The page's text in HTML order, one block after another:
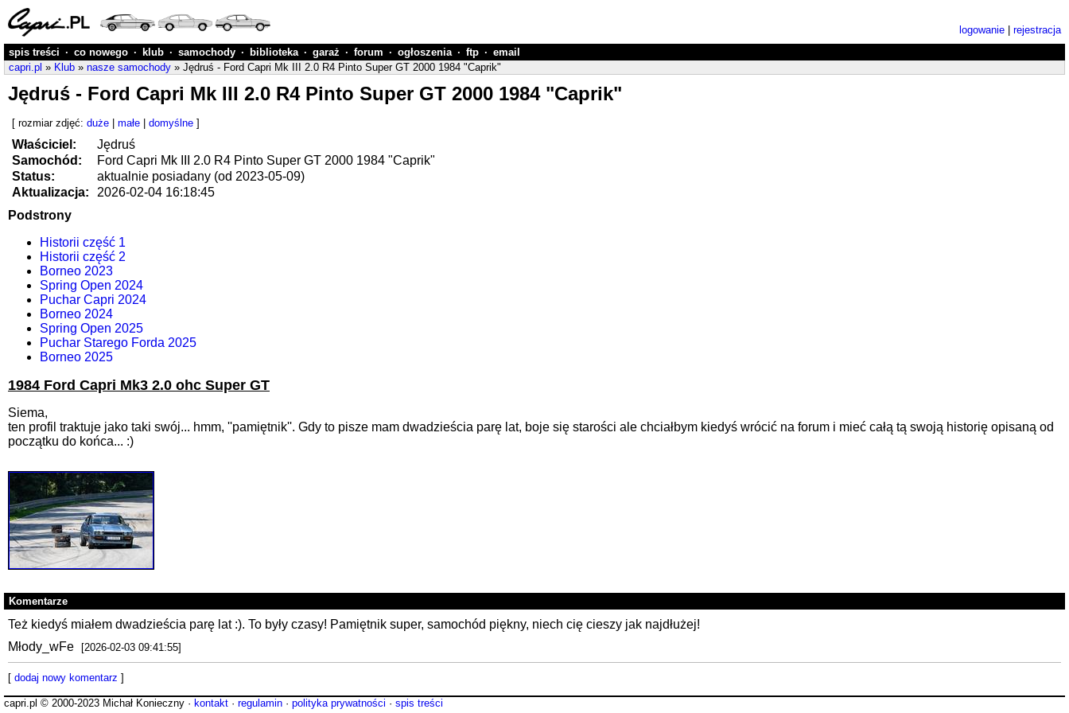
logowanie
rejestracja
spis treści · co nowego · klub · samochody · biblioteka · garaż · forum · ogłoszenia · ftp · email
capri.pl » Klub » nasze samochody » Jędruś - Ford Capri Mk III 2.0 R4 Pinto Super GT 2000 1984 "Caprik"
Jędruś - Ford Capri Mk III 2.0 R4 Pinto Super GT 2000 1984 "Caprik"
[ rozmiar zdjęć: duże małe domyślne ]
Właściciel:
Jędruś
Samochód:
Ford Capri Mk III 2.0 R4 Pinto Super GT 2000 1984 "Caprik"
Status:
aktualnie posiadany (od 2023-05-09)
Aktualizacja:
2026-02-04 16:18:45
Podstrony
Historii część 1
Historii część 2
Borneo 2023
Spring Open 2024
Puchar Capri 2024
Borneo 2024
Spring Open 2025
Puchar Starego Forda 2025
Borneo 2025
1984 Ford Capri Mk3 2.0 ohc Super GT
Siema,
ten profil traktuje jako taki swój... hmm, ''pamiętnik''. Gdy to pisze mam dwadzieścia parę lat, boje się starości ale chciałbym kiedyś wrócić na forum i mieć całą tą swoją historię opisaną od
początku do końca... :)
Komentarze
Też kiedyś miałem dwadzieścia parę lat :). To były czasy! Pamiętnik super, samochód piękny, niech cię cieszy jak najdłużej!
Młody_wFe
[2026-02-03 09:41:55]
[ dodaj nowy komentarz ]
capri.pl © 2000-2023 Michał Konieczny · kontakt · regulamin · polityka prywatności · spis treści